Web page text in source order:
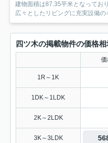
建物面積は87.35平米となってお
広々としたリビングに充実設備
四ツ木の掲載物件の価格相
価
1R～1K
1DK～1LDK
2K～2LDK
3K～3LDK